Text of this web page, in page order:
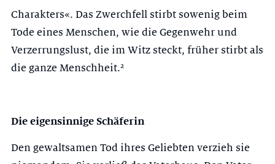
Charakters«. Das Zwerch­fell stirbt sowenig beim
Tode eines Menschen, wie die Gegenwehr und
Ver­zerrungslust, die im Witz steckt, früher stirbt als
die ganze Menschheit.²
Die eigensinnige Schäferin
Den gewaltsamen Tod ihres Geliebten verzieh sie